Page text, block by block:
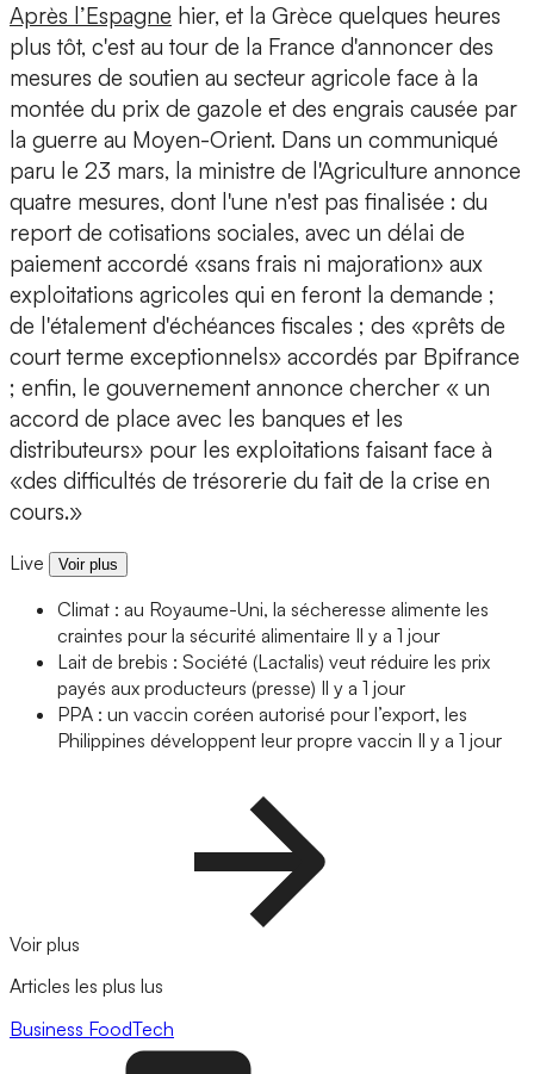
Après l’Espagne hier, et la Grèce quelques heures
plus tôt, c'est au tour de la France d'annoncer des
mesures de soutien au secteur agricole face à la
montée du prix de gazole et des engrais causée par
la guerre au Moyen-Orient. Dans un communiqué
paru le 23 mars, la ministre de l'Agriculture annonce
quatre mesures, dont l'une n'est pas finalisée : du
report de cotisations sociales, avec un délai de
paiement accordé «sans frais ni majoration» aux
exploitations agricoles qui en feront la demande ;
de l'étalement d'échéances fiscales ; des «prêts de
court terme exceptionnels» accordés par Bpifrance
; enfin, le gouvernement annonce chercher « un
accord de place avec les banques et les
distributeurs» pour les exploitations faisant face à
«des difficultés de trésorerie du fait de la crise en
cours.»
Live Voir plus
Climat : au Royaume-Uni, la sécheresse alimente les
craintes pour la sécurité alimentaire Il y a 1 jour
Lait de brebis : Société (Lactalis) veut réduire les prix
payés aux producteurs (presse) Il y a 1 jour
PPA : un vaccin coréen autorisé pour l’export, les
Philippines développent leur propre vaccin Il y a 1 jour
Voir plus
Articles les plus lus
Business FoodTech